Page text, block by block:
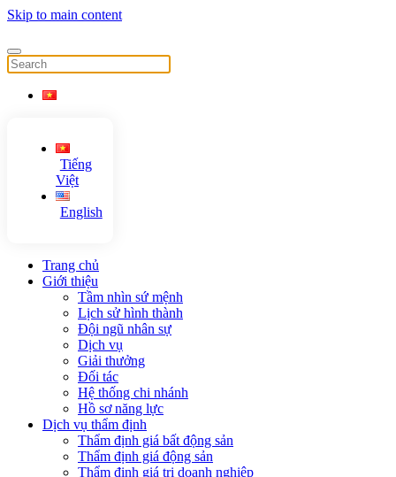
Skip to main content
Tiếng
Việt
English
Trang chủ
Giới thiệu
Tầm nhìn sứ mệnh
Lịch sử hình thành
Đội ngũ nhân sự
Dịch vụ
Giải thưởng
Đối tác
Hệ thống chi nhánh
Hồ sơ năng lực
Dịch vụ thẩm định
Thẩm định giá bất động sản
Thẩm định giá động sản
Thẩm định giá trị doanh nghiệp